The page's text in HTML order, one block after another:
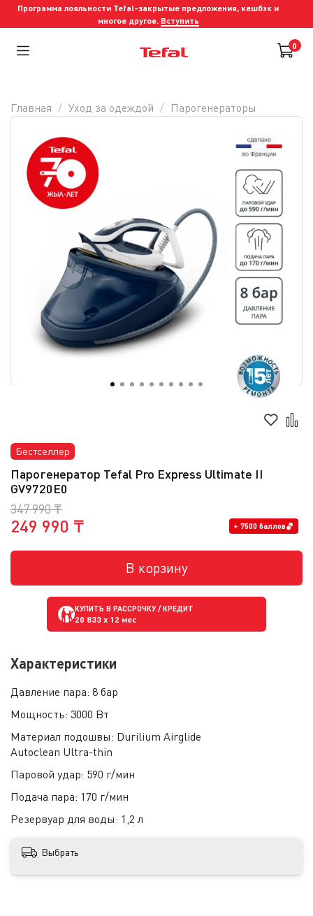
Программа лояльности Tefal-закрытые предложения, кешбэк и
многое другое. Вступить
0
Бестселлер
Парогенератор Tefal Pro Express Ultimate II
GV9720E0
347 990 ₸
249 990 ₸ + 7500 баллов
В корзину
КУПИТЬ В РАССРОЧКУ / КРЕДИТ
20 833 x 12 мес
Характеристики
Давление пара: 8 бар
Мощность: 3000 Вт
Материал подошвы: Durilium Airglide
Autoclean Ultra-thin
Паровой удар: 590 г/мин
Подача пара: 170 г/мин
Резервуар для воды: 1,2 л
Выбрать
Главная Уход за одеждой Парогенераторы